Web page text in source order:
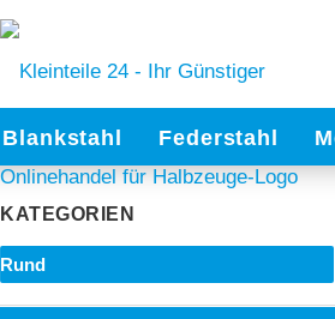
Blankstahl Federstahl
KATEGORIEN
Rund